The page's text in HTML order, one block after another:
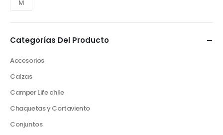
M
Categorías Del Producto
Accesorios
Calzas
Camper Life chile
Chaquetas y Cortaviento
Conjuntos